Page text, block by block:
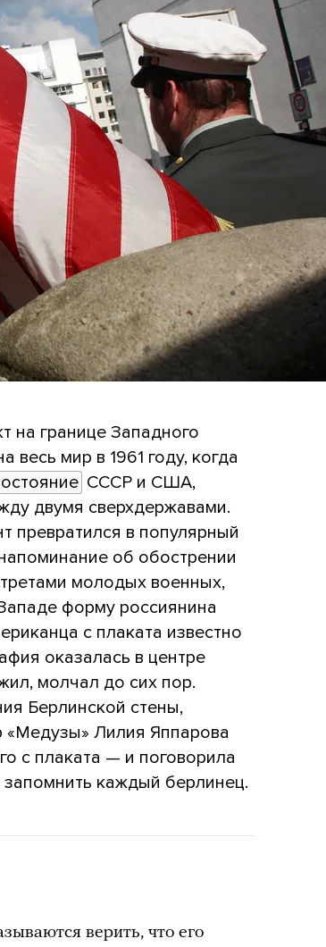
на границе Западного
мир в 1961 году, когда
СССР и США,
двумя сверхдержавами.
превратился в популярный
об обострении
молодых военных,
форму россиянина
с плаката известно
оказалась в центре
молчал до сих пор.
Берлинской стены,
«Медузы» Лилия Яппарова
с плаката — и поговорила
запомнить каждый берлинец.
верить, что его